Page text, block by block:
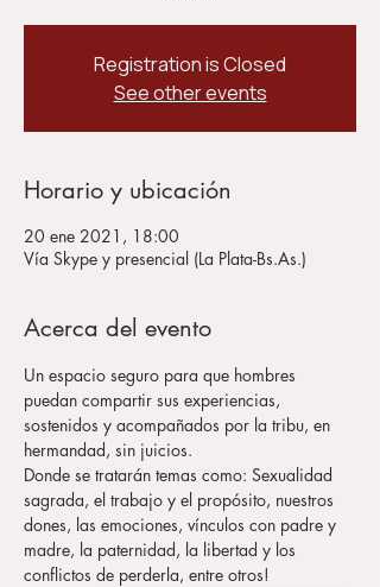
Registration is Closed
See other events
Horario y ubicación
20 ene 2021, 18:00
Vía Skype y presencial (La Plata-Bs.As.)
Acerca del evento
Un espacio seguro para que hombres
puedan compartir sus experiencias,
sostenidos y acompañados por la tribu, en
hermandad, sin juicios.
Donde se tratarán temas como: Sexualidad
sagrada, el trabajo y el propósito, nuestros
dones, las emociones, vínculos con padre y
madre, la paternidad, la libertad y los
conflictos de perderla, entre otros!